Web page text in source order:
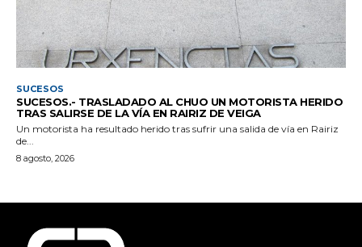
SUCESOS
SUCESOS.- TRASLADADO AL CHUO UN MOTORISTA HERIDO
TRAS SALIRSE DE LA VÍA EN RAIRIZ DE VEIGA
Un motorista ha resultado herido tras sufrir una salida de vía en Rairiz
de...
8 agosto, 2026